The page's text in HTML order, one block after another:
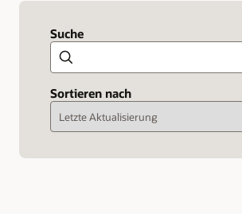
Suche
Suchen
Sortieren nach